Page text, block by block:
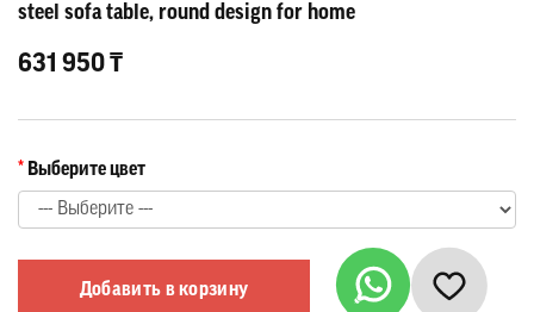
steel sofa table, round design for home
631 950 ₸
Выберите цвет
Добавить в корзину